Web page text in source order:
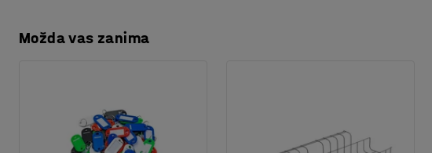
Procjena vremena :
Težina : 0,1 kg
Preuzmite upute za održavanjen
Možda vas zanima